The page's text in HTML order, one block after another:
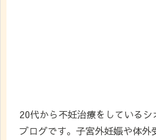
20代から不妊治療をしている
ブログです。子宮外妊娠や体外